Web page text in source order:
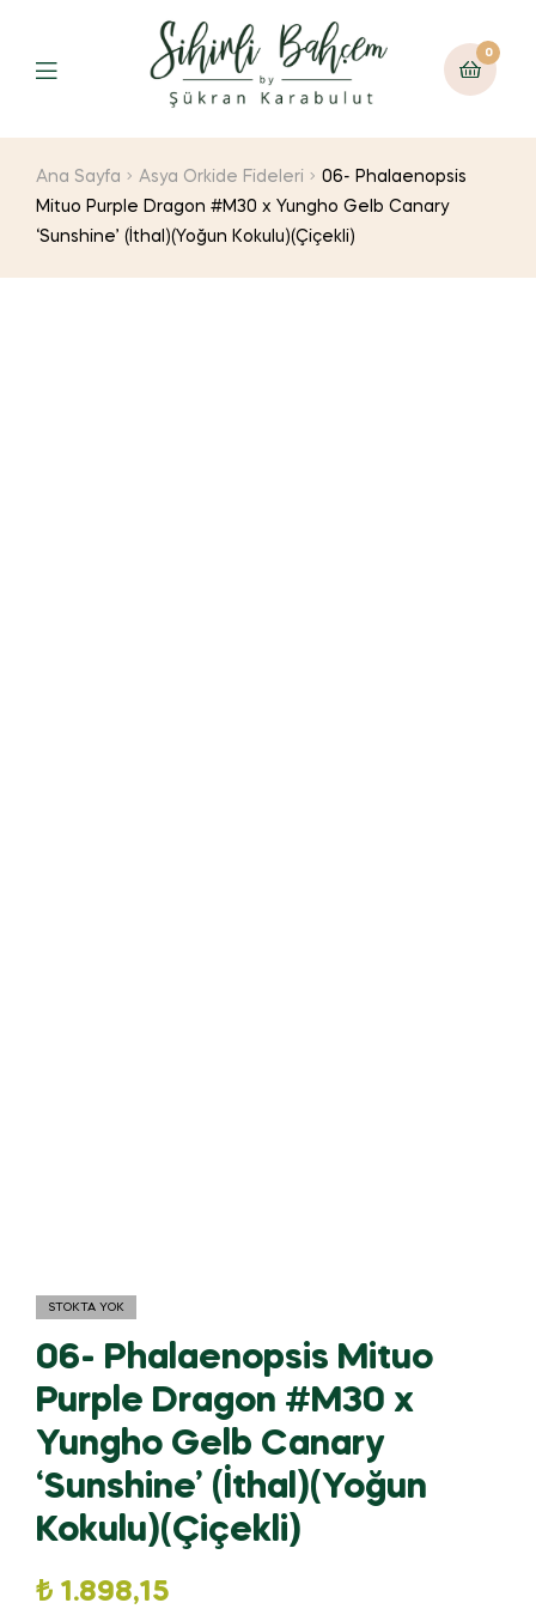
0
Ana Sayfa Asya Orkide Fideleri
06- Phalaenopsis
Mituo Purple Dragon #M30 x Yungho Gelb Canary
‘Sunshine’ (İthal)(Yoğun Kokulu)(Çiçekli)
STOKTA YOK
06- Phalaenopsis Mituo
Purple Dragon #M30 x
Yungho Gelb Canary
‘Sunshine’ (İthal)(Yoğun
Kokulu)(Çiçekli)
₺ 1.898,15